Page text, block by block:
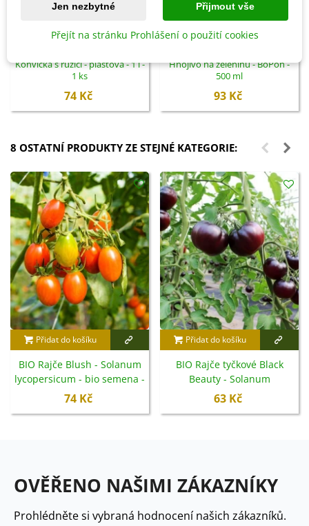
Přidat do košíku
Konvička s růžicí - plastová - 1 l -
1 ks
74 Kč
Přidat do košíku
Hnojivo na zeleninu - BoPon -
500 ml
93 Kč
8 OSTATNÍ PRODUKTY ZE STEJNÉ KATEGORIE:
Přidat do košíku
BIO Rajče Blush - Solanum
lycopersicum - bio semena -
6 ks
74 Kč
Přidat do košíku
BIO Rajče tyčkové Black
Beauty - Solanum
lycopersicum - bio semena -
63 Kč
OVĚŘENO NAŠIMI ZÁKAZNÍKY
Prohlédněte si vybraná hodnocení našich zákazníků.
Jen nezbytné Přijmout vše
Přejít na stránku Prohlášení o použití cookies